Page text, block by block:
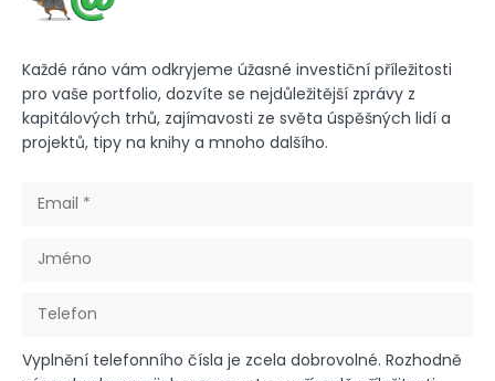
Každé ráno vám odkryjeme úžasné investiční příležitosti
pro vaše portfolio, dozvíte se nejdůležitější zprávy z
kapitálových trhů, zajímavosti ze světa úspěšných lidí a
projektů, tipy na knihy a mnoho dalšího.
Vyplnění telefonního čísla je zcela dobrovolné. Rozhodně